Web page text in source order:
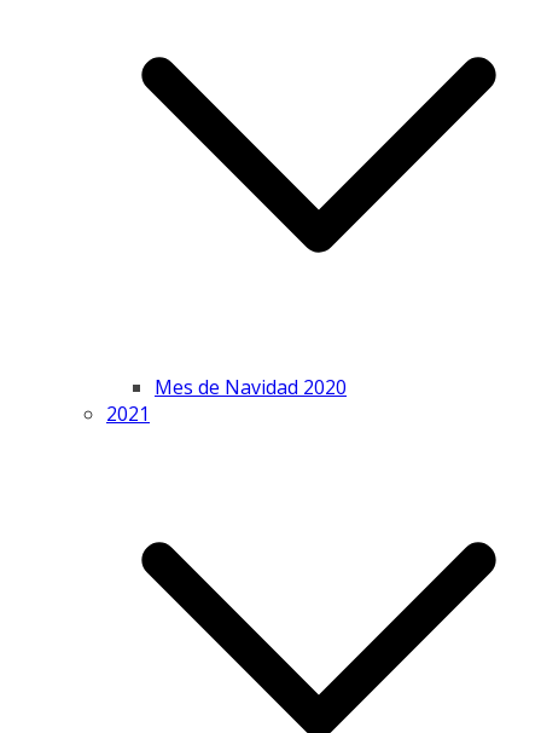
Mes de Navidad 2020
2021